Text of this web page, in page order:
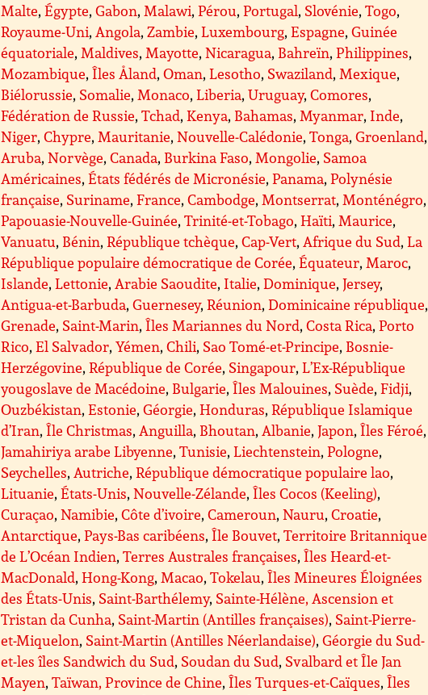
Malte,Égypte,Gabon,Malawi,Pérou,Portugal, Slovénie,Togo,
Royaume-Uni,Angola,Zambie,Luxembourg,Espagne,Guinée
équatoriale,Maldives,Mayotte,Nicaragua, Bahreïn,Philippines,
Mozambique,Îles Åland,Oman,Lesotho, Swaziland,Mexique,
Biélorussie, Somalie,Monaco,Liberia,Uruguay,Comores,
Fédération de Russie,Tchad,Kenya, Bahamas,Myanmar, Inde,
Niger,Chypre,Mauritanie,Nouvelle-Calédonie,Tonga,Groenland,
Aruba,Norvège,Canada, Burkina Faso,Mongolie, Samoa
Américaines,États fédérés de Micronésie,Panama,Polynésie
française, Suriname,France,Cambodge,Montserrat,Monténégro,
Papouasie-Nouvelle-Guinée,Trinité-et-Tobago,Haïti,Maurice,
Vanuatu, Bénin,République tchèque,Cap-Vert,Afrique du Sud,La
République populaire démocratique de Corée,Équateur,Maroc,
Islande,Lettonie,Arabie Saoudite, Italie,Dominique,Jersey,
Antigua-et-Barbuda,Guernesey,Réunion,Dominicaine république,
Grenade, Saint-Marin,Îles Mariannes du Nord,Costa Rica,Porto
Rico,El Salvador,Yémen,Chili, Sao Tomé-et-Principe, Bosnie-
Herzégovine,République de Corée, Singapour,L’Ex-République
yougoslave de Macédoine, Bulgarie,Îles Malouines, Suède,Fidji,
Ouzbékistan,Estonie,Géorgie,Honduras,République Islamique
d’Iran,Île Christmas,Anguilla, Bhoutan,Albanie,Japon,Îles Féroé,
Jamahiriya arabe Libyenne,Tunisie,Liechtenstein,Pologne,
Seychelles,Autriche,République démocratique populaire lao,
Lituanie,États-Unis,Nouvelle-Zélande,Îles Cocos (Keeling),
Curaçao,Namibie,Côte d’ivoire,Cameroun,Nauru,Croatie,
Antarctique,Pays-Bas caribéens,Île Bouvet,Territoire Britannique
de L’Océan Indien,Terres Australes françaises,Îles Heard-et-
MacDonald,Hong-Kong,Macao,Tokelau,Îles Mineures Éloignées
des États-Unis, Saint-Barthélemy, Sainte-Hélène, Ascension et
Tristan da Cunha, Saint-Martin (Antilles françaises), Saint-Pierre-
et-Miquelon, Saint-Martin (Antilles Néerlandaise),Géorgie du Sud-
et-les îles Sandwich du Sud, Soudan du Sud, Svalbard et Île Jan
Mayen,Taïwan, Province de Chine,Îles Turques-et-Caïques,Îles